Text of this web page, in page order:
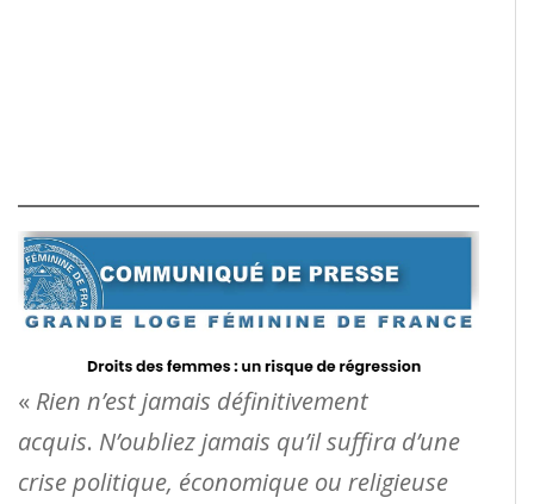
« Rien n’est jamais définitivement
acquis. N’oubliez jamais qu’il suffira d’une
crise politique, économique ou religieuse